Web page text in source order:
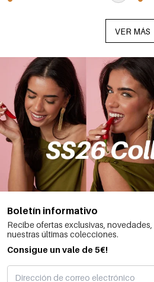
VER MÁS
Boletín informativo
Recibe ofertas exclusivas,
nuestras últimas colecciones.
Consigue un vale de 5€!